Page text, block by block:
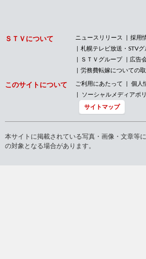
ＳＴＶについて ニュースリリース 採用
札幌テレビ放送・STV
ＳＴＶグループ
広告
労務費転嫁についての
このサイトについて ご利用にあたって 個人
ソーシャルメディアポ
サイトマップ
本サイトに掲載されている写真・画像・文章等
の対象となる場合があります。